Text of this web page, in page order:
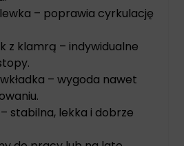
– poprawia cyrkulację
z klamrą – indywidualne
– wygoda nawet
stabilna, lekka i dobrze